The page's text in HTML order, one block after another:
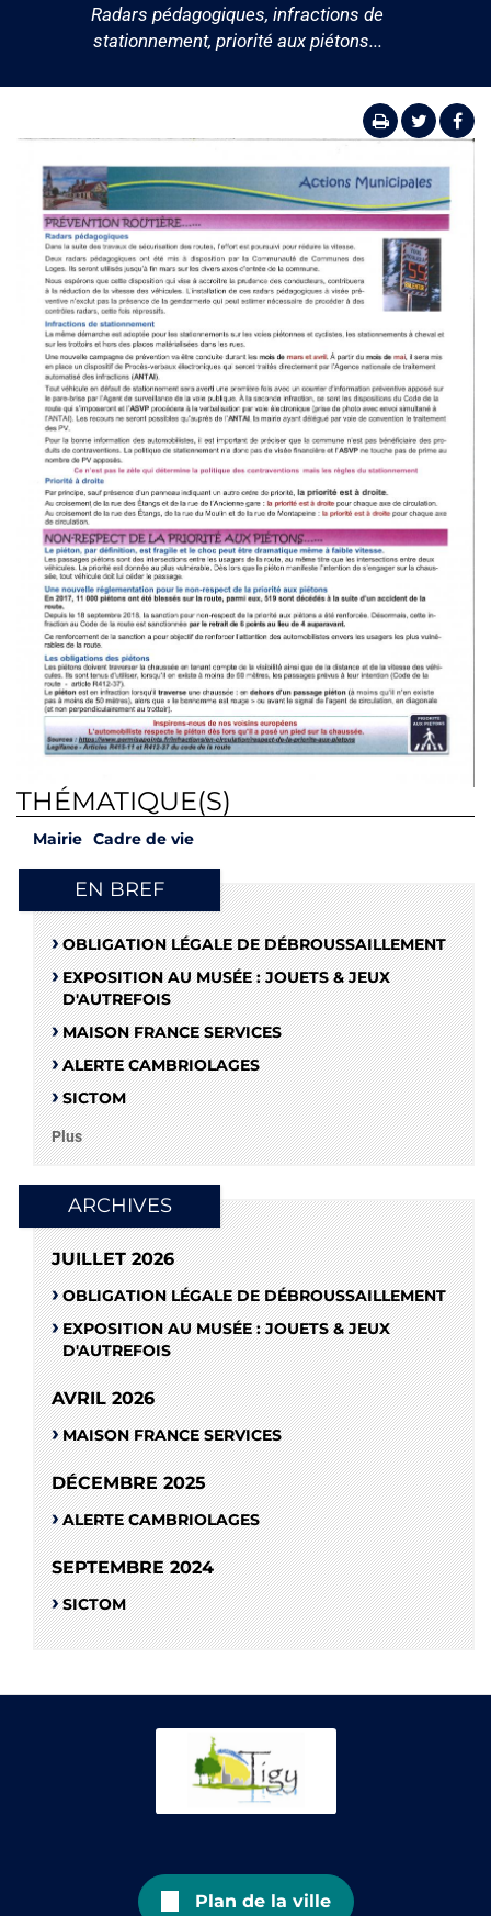
Radars pédagogiques, infractions de
stationnement, priorité aux piétons...
THÉMATIQUE(S)
Mairie Cadre de vie
EN BREF
OBLIGATION LÉGALE DE DÉBROUSSAILLEMENT
EXPOSITION AU MUSÉE : JOUETS & JEUX
D'AUTREFOIS
MAISON FRANCE SERVICES
ALERTE CAMBRIOLAGES
SICTOM
Plus
ARCHIVES
JUILLET 2026
OBLIGATION LÉGALE DE DÉBROUSSAILLEMENT
EXPOSITION AU MUSÉE : JOUETS & JEUX
D'AUTREFOIS
AVRIL 2026
MAISON FRANCE SERVICES
DÉCEMBRE 2025
ALERTE CAMBRIOLAGES
SEPTEMBRE 2024
SICTOM
Plan de la ville